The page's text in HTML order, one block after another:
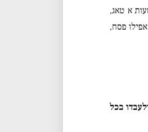
פון מצוות תמידיות: אפילו יום טוב מוז מען אנגיין מיט די תמידיות׳דיגע זאכן. תלמוד תורה איז 24 שעות א טאג,
פסח,
בכל